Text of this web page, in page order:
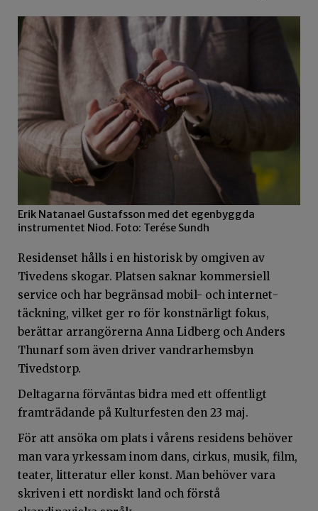
Erik Natanael Gustafsson med det egenbyggda
instrumentet Niod. Foto: Terése Sundh
Residenset hålls i en historisk by omgiven av
Tivedens skogar. Platsen saknar kommersiell
service och har begränsad mobil- och internet­
täckning, vilket ger ro för konstnärligt fokus,
berättar arrangörerna Anna Lidberg och Anders
Thunarf som även driver vandrarhemsbyn
Tivedstorp.
Deltagarna förväntas bidra med ett offentligt
framträdande på Kulturfesten den 23 maj.
För att ansöka om plats i vårens residens behöver
man vara yrkessam inom dans, cirkus, musik, film,
teater, litteratur eller konst. Man behöver vara
skriven i ett nordiskt land och förstå